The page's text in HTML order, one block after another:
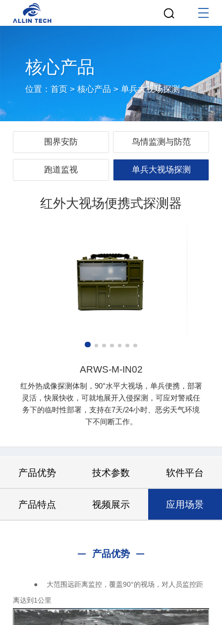
核心产品
位置：首页 >核心产品 >单兵大视场探测
围界安防 鸟情监测与防范
跑道监视 单兵大视场探测
红外大视场便携式探测器
ARWS-M-IN02
红外热成像探测体制，90°水平大视场，单兵便携，部署
灵活，快展快收，可就地展开入侵探测，可应对警戒任
务下的临时性部署，支持在7天/24小时、恶劣天气环境
下不间断工作。
产品优势 技术参数 软件平台
产品特点 视频展示 应用场景
产品优势
● 大范围远距离监控，覆盖90°的视场，对人员监控距
离达到1公里